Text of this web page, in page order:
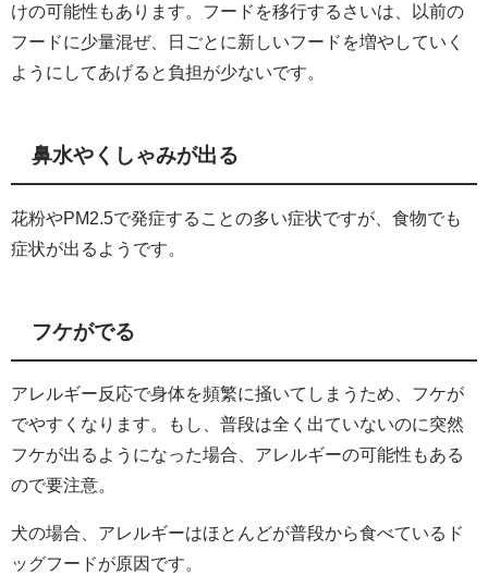
けの可能性もあります。フードを移行するさいは、以前の
フードに少量混ぜ、日ごとに新しいフードを増やしていく
ようにしてあげると負担が少ないです。
鼻水やくしゃみが出る
花粉やPM2.5で発症することの多い症状ですが、食物でも
症状が出るようです。
フケがでる
アレルギー反応で身体を頻繁に掻いてしまうため、フケが
でやすくなります。もし、普段は全く出ていないのに突然
フケが出るようになった場合、アレルギーの可能性もある
ので要注意。
犬の場合、アレルギーはほとんどが普段から食べているド
ッグフードが原因です。